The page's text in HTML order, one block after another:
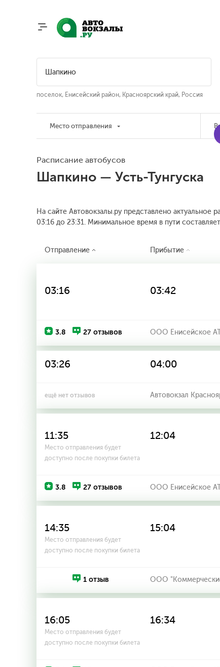
поселок, Енисейский район, Красноярский край, Россия
Место отправления
Расписание автобусов
Шапкино — Усть-Тунгуска
На сайте Автовокзалы.ру представлено актуальное
03:16 до 23:31. Минимальное время в пути
Отправление Прибытие
03:16 03:42
3.8 27 отзывов ООО Енисейское
03:26 04:00
ещё нет отзывов Автовокзал
11:35
Место отправления будет
доступно после покупки билета
12:04
3.8 27 отзывов ООО Енисейское
14:35
Место отправления будет
доступно после покупки билета
15:04
1 отзыв ООО
16:05
Место отправления будет
доступно после покупки билета
16:34